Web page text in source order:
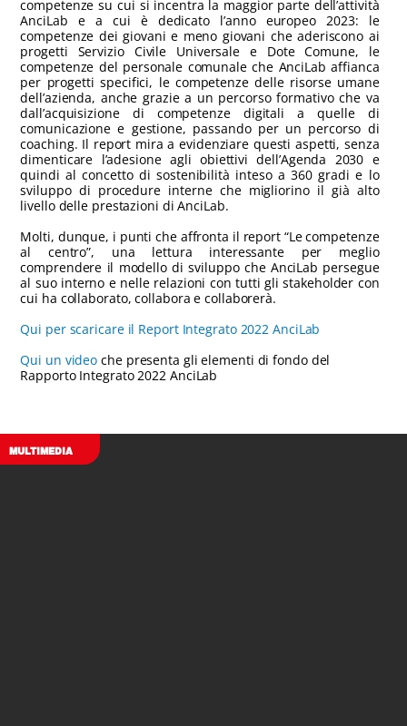
competenze su cui si incentra la maggior parte dell’attività
AnciLab e a cui è dedicato l’anno europeo 2023: le
competenze dei giovani e meno giovani che aderiscono ai
progetti Servizio Civile Universale e Dote Comune, le
competenze del personale comunale che AnciLab affianca
per progetti specifici, le competenze delle risorse umane
dell’azienda, anche grazie a un percorso formativo che va
dall’acquisizione di competenze digitali a quelle di
comunicazione e gestione, passando per un percorso di
coaching. Il report mira a evidenziare questi aspetti, senza
dimenticare l’adesione agli obiettivi dell’Agenda 2030 e
quindi al concetto di sostenibilità inteso a 360 gradi e lo
sviluppo di procedure interne che migliorino il già alto
livello delle prestazioni di AnciLab.
Molti, dunque, i punti che affronta il report “Le competenze
al centro”, una lettura interessante per meglio
comprendere il modello di sviluppo che AnciLab persegue
al suo interno e nelle relazioni con tutti gli stakeholder con
cui ha collaborato, collabora e collaborerà.
Qui per scaricare il Report Integrato 2022 AnciLab
Qui un video che presenta gli elementi di fondo del
Rapporto Integrato 2022 AnciLab
MULTIMEDIA